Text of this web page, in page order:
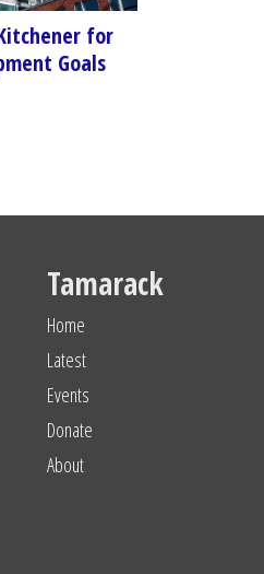
for
Goals
Tamarack
Home
Latest
Events
Donate
About